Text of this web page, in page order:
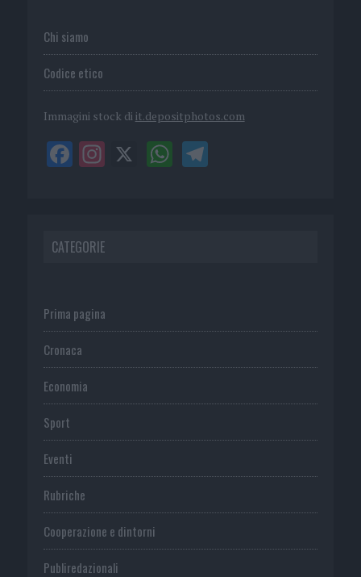
Chi siamo
Codice etico
Immagini stock di it.depositphotos.com
CATEGORIE
Prima pagina
Cronaca
Economia
Sport
Eventi
Rubriche
Cooperazione e dintorni
Publiredazionali